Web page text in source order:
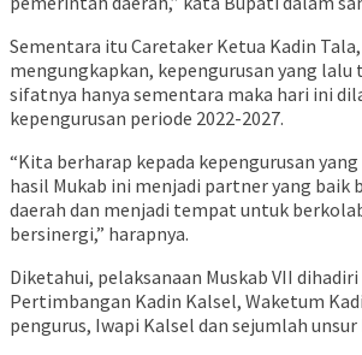
Sementara itu Caretaker Ketua Kadin
mengungkapkan, kepengurusan yang
sifatnya hanya sementara maka hari ini
kepengurusan periode 2022-2027.
“Kita berharap kepada kepengurusan
hasil Mukab ini menjadi partner yang baik
daerah dan menjadi tempat untuk
bersinergi,” harapnya.
Diketahui, pelaksanaan Muskab VII dihadiri
Pertimbangan Kadin Kalsel, Waketum
pengurus, Iwapi Kalsel dan sejumlah